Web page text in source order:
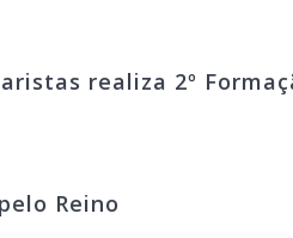
realiza 2º
Reino